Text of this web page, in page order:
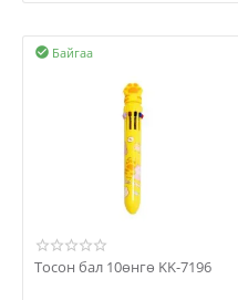
Байгаа

Тосон бал 10өнгө KK-7196